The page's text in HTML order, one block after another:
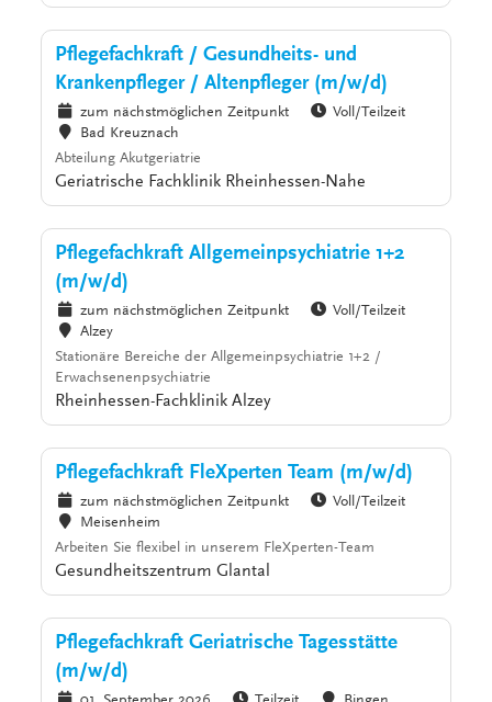
Pflegefachkraft / Gesundheits- und
Krankenpfleger / Altenpfleger (m/w/d)
zum nächstmöglichen Zeitpunkt
Voll/Teilzeit
Bad Kreuznach
Abteilung Akutgeriatrie
Geriatrische Fachklinik Rheinhessen-Nahe
Pflegefachkraft Allgemeinpsychiatrie 1+2
(m/w/d)
zum nächstmöglichen Zeitpunkt
Voll/Teilzeit
Alzey
Stationäre Bereiche der Allgemeinpsychiatrie 1+2 /
Erwachsenenpsychiatrie
Rheinhessen-Fachklinik Alzey
Pflegefachkraft FleXperten Team (m/w/d)
zum nächstmöglichen Zeitpunkt
Voll/Teilzeit
Meisenheim
Arbeiten Sie flexibel in unserem FleXperten-Team
Gesundheitszentrum Glantal
Pflegefachkraft Geriatrische Tagesstätte
(m/w/d)